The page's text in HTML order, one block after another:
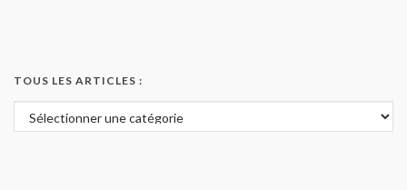
TOUS LES ARTICLES :
Tous les articles :